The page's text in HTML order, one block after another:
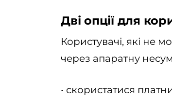
Дві опції для
Користувачі, які не
через апаратну
• скористатися